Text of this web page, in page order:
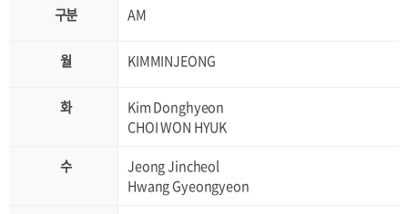
AM
KIMMINJEONG
Kim Donghyeon
CHOI WON HYUK
Jeong Jincheol
Hwang Gyeongyeon